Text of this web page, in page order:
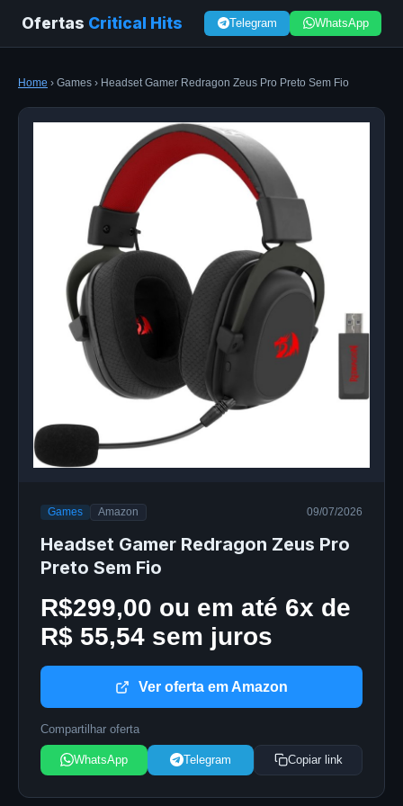
Ofertas Critical Hits Telegram WhatsApp
Home › Games › Headset Gamer Redragon Zeus Pro Preto Sem Fio
Games Amazon 09/07/2026
Headset Gamer Redragon Zeus Pro
Preto Sem Fio
R$299,00 ou em até 6x de
R$ 55,54 sem juros
Ver oferta em Amazon
Compartilhar oferta
WhatsApp Telegram Copiar link